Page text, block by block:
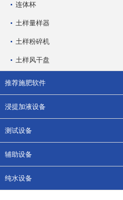
连体杯
土样量样器
土样粉碎机
土样风干盘
推荐施肥软件
浸提加液设备
测试设备
辅助设备
纯水设备